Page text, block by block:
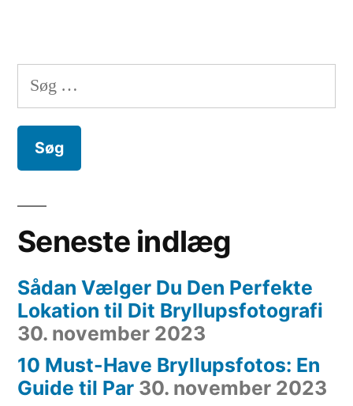
Søg
efter:
Seneste indlæg
Sådan Vælger Du Den Perfekte
Lokation til Dit Bryllupsfotografi
30. november 2023
10 Must-Have Bryllupsfotos: En
Guide til Par 30. november 2023